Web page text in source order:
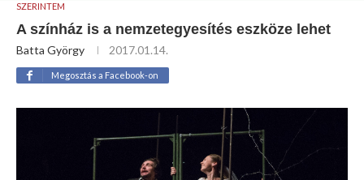
SZERINTEM
A színház is a nemzetegyesítés eszköze lehet
Batta György 2017.01.14.
Megosztás a Facebook-on